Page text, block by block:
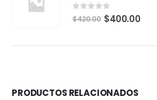
0 out of 5
$420.00 $400.00
PRODUCTOS RELACIONADOS